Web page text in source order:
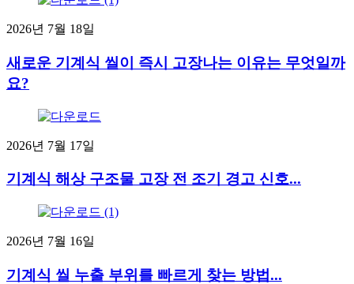
2026년 7월 18일
새로운 기계식 씰이 즉시 고장나는 이유는 무엇일까
요?
2026년 7월 17일
기계식 해상 구조물 고장 전 조기 경고 신호...
2026년 7월 16일
기계식 씰 누출 부위를 빠르게 찾는 방법...